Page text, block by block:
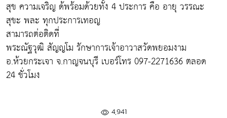
สุข ความเจริญ ด้พร้อมด้วยทั้ง 4 ประการ คือ อายุ วรรณะ
สุขะ พละ ทุกประการเทอญ
สามารถต่อติดที่
พระณัฐวุฒิ สัญญโม รักษาการเจ้าอาวาสวัดพยอมงาม
อ.ห้วยกระเจา จ.กาญจนบุรี เบอร์โทร 097-2271636 ตลอด
24 ชั่วโมง
4,941